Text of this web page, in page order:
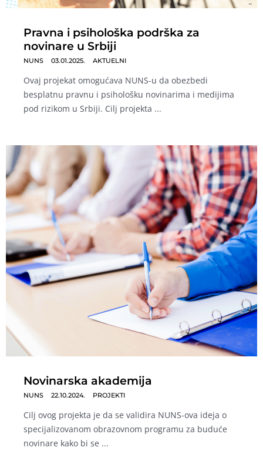
Pravna i psihološka podrška za
novinare u Srbiji
NUNS 03.01.2025. AKTUELNI
Ovaj projekat omogućava NUNS-u da obezbedi
besplatnu pravnu i psihološku novinarima i medijima
pod rizikom u Srbiji. Cilj projekta ...
Novinarska akademija
NUNS 22.10.2024. PROJEKTI
Cilj ovog projekta je da se validira NUNS-ova ideja o
specijalizovanom obrazovnom programu za buduće
novinare kako bi se ...